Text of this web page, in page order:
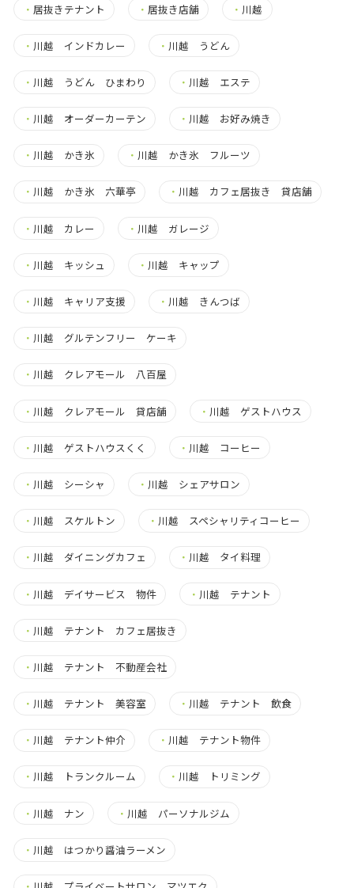
・ 居抜きテナント ・ 居抜き店舗 ・ 川越
・ 川越 インドカレー ・ 川越 うどん
・ 川越 うどん ひまわり ・ 川越 エステ
・ 川越 オーダーカーテン ・ 川越 お好み焼き
・ 川越 かき氷 ・ 川越 かき氷 フルーツ
・ 川越 かき氷 六華亭 ・ 川越 カフェ居抜き 貸店舗
・ 川越 カレー ・ 川越 ガレージ
・ 川越 キッシュ ・ 川越 キャップ
・ 川越 キャリア支援 ・ 川越 きんつば
・ 川越 グルテンフリー ケーキ
・ 川越 クレアモール 八百屋
・ 川越 クレアモール 貸店舗 ・ 川越 ゲストハウス
・ 川越 ゲストハウスくく ・ 川越 コーヒー
・ 川越 シーシャ ・ 川越 シェアサロン
・ 川越 スケルトン ・ 川越 スペシャリティコーヒー
・ 川越 ダイニングカフェ ・ 川越 タイ料理
・ 川越 デイサービス 物件 ・ 川越 テナント
・ 川越 テナント カフェ居抜き
・ 川越 テナント 不動産会社
・ 川越 テナント 美容室 ・ 川越 テナント 飲食
・ 川越 テナント仲介 ・ 川越 テナント物件
・ 川越 トランクルーム ・ 川越 トリミング
・ 川越 ナン ・ 川越 パーソナルジム
・ 川越 はつかり醤油ラーメン